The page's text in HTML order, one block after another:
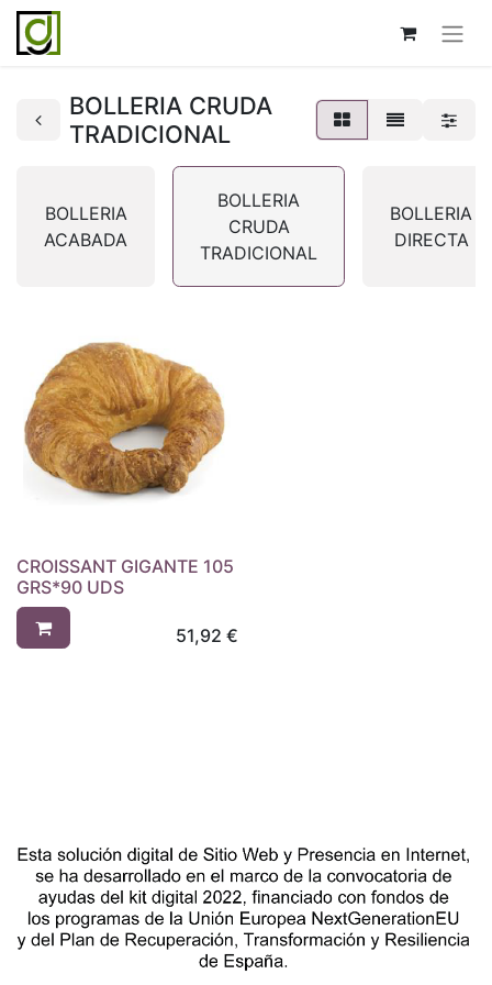
BOLLERIA CRUDA
TRADICIONAL
BOLLERIA
ACABADA
BOLLERIA
CRUDA
TRADICIONAL
BOLLERIA
DIRECTA
CROISSANT GIGANTE 105
GRS*90 UDS
51,92 €